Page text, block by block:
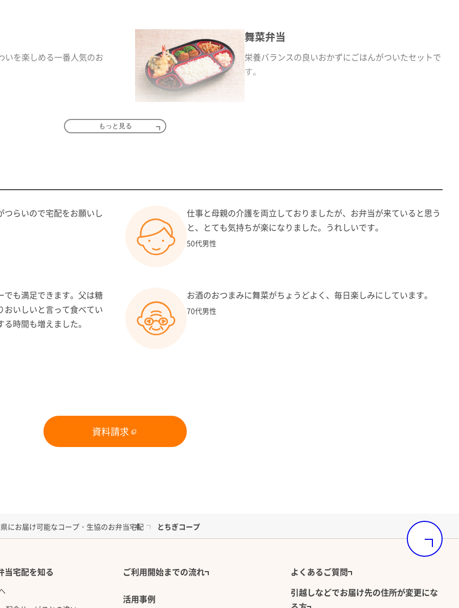
いを楽しめる一番人気のお
舞菜弁当
栄養バランスの良いおかずにごはんがついたセットで
す。
備 考： おかず5品とごはんのセットです。
塩分： 週平均1食当り2ｇ以下
もっと見る
らいので宅配をお願いし
仕事と母親の介護を両立しておりましたが、お弁当が来ていると思う
と、とても気持ちが楽になりました。うれしいです。
50代男性
でも満足できます。父は糖
おいしいと言って食べてい
時間も増えました。
お酒のおつまみに舞菜がちょうどよく、毎日楽しみにしています。
70代男性
資料請求
にお届け可能なコープ・生協のお弁当宅配 とちぎコープ ページの先頭
当宅配を知る ご利用開始までの流れ
活用事例
よくあるご質問
引越しなどでお届け先の住所が変更にな